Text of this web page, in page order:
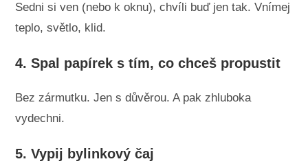
Sedni si ven (nebo k oknu), chvíli buď jen tak. Vnímej
teplo, světlo, klid.
4.Spal papírek s tím, co chceš propustit
Bez zármutku. Jen s důvěrou. A pak zhluboka
vydechni.
5.Vypij bylinkový čaj